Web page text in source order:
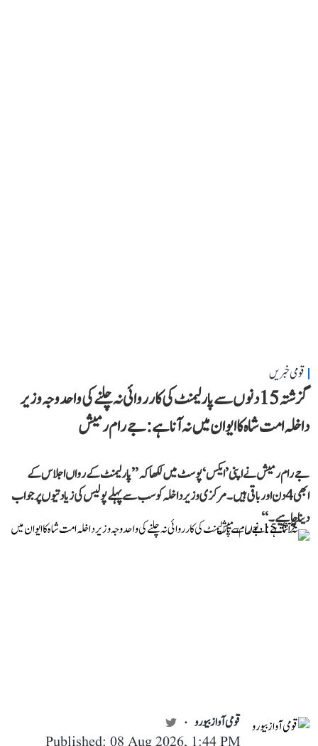
قومی خبریں
گزشتہ 15 دنوں سے پارلیمنٹ کی کارروائی نہ چلنے کی واحد وجہ وزیر
داخلہ امت شاہ کا ایوان میں نہ آنا ہے: جے رام رمیش
جے رام رمیش نے اپنی ’ایکس‘ پوسٹ میں لکھا کہ ’’پارلیمنٹ کے رواں اجلاس کے
ابھی 4 دن اور باقی ہیں۔ مرکزی وزیر داخلہ کو سب سے پہلے پولیس کی زیادتیوں پر جواب
دینا چاہیے۔‘‘
قومی آواز بیورو